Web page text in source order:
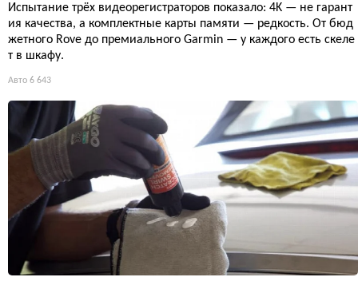
Испытание трёх видеорегистраторов показало: 4K — не гарант
ия качества, а комплектные карты памяти — редкость. От бюд
жетного Rove до премиального Garmin — у каждого есть скеле
т в шкафу.
Авто 6 643